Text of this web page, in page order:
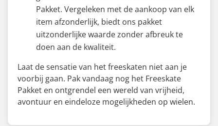
Pakket. Vergeleken met de aankoop van elk
item afzonderlijk, biedt ons pakket
uitzonderlijke waarde zonder afbreuk te
doen aan de kwaliteit.
Laat de sensatie van het freeskaten niet aan je
voorbij gaan. Pak vandaag nog het Freeskate
Pakket en ontgrendel een wereld van vrijheid,
avontuur en eindeloze mogelijkheden op wielen.